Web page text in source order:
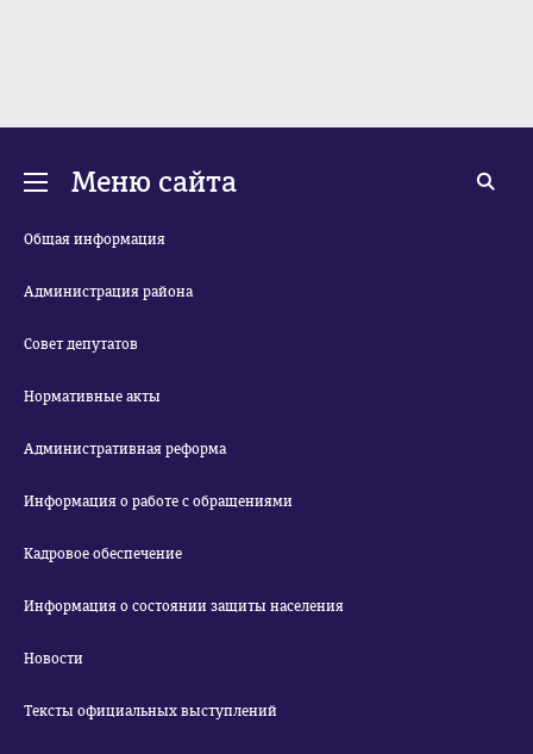
Меню сайта
Общая информация
Администрация района
Совет депутатов
Нормативные акты
Административная реформа
Информация о работе с обращениями
Кадровое обеспечение
Информация о состоянии защиты населения
Новости
Тексты официальных выступлений